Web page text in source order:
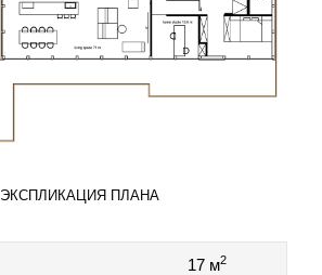
ЭКСПЛИКАЦИЯ ПЛАНА
17 м2